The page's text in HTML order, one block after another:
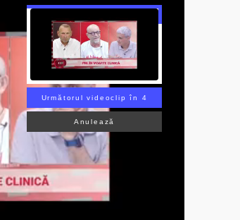
Următorul videoclip în 2
Anulează